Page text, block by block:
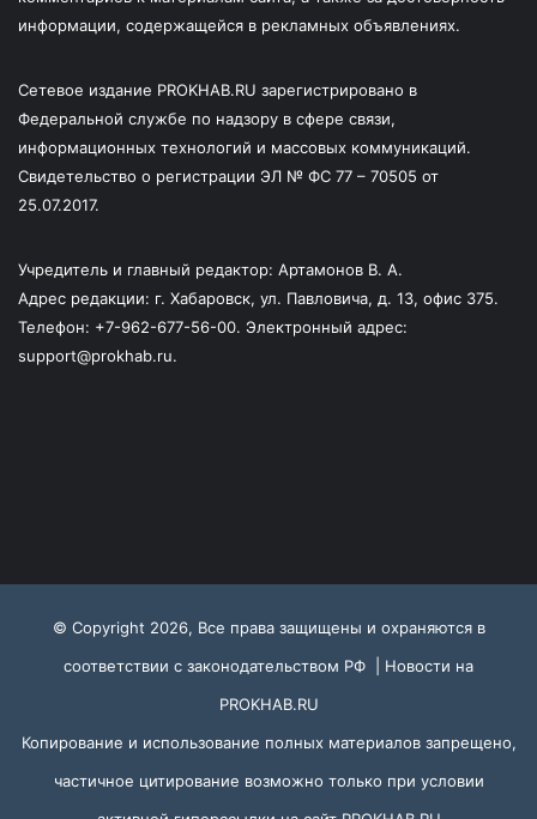
информации, содержащейся в рекламных объявлениях.
Сетевое издание PROKHAB.RU зарегистрировано в
Федеральной службе по надзору в сфере связи,
информационных технологий и массовых коммуникаций.
Свидетельство о регистрации ЭЛ № ФС 77 – 70505 от
25.07.2017.
Учредитель и главный редактор: Артамонов В. А.
Адрес редакции: г. Хабаровск, ул. Павловича, д. 13, офис 375.
Телефон: +7-962-677-56-00. Электронный адрес:
support@prokhab.ru.
© Copyright 2026, Все права защищены и охраняются в
соответствии с законодательством РФ | Новости на
PROKHAB.RU
Копирование и использование полных материалов запрещено,
частичное цитирование возможно только при условии